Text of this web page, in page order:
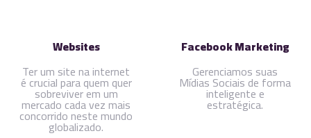
Websites
Ter um site na internet
é crucial para quem quer
sobreviver em um
mercado cada vez mais
concorrido neste mundo
globalizado.
Facebook Marketing
Gerenciamos suas
Mídias Sociais de forma
inteligente e
estratégica.